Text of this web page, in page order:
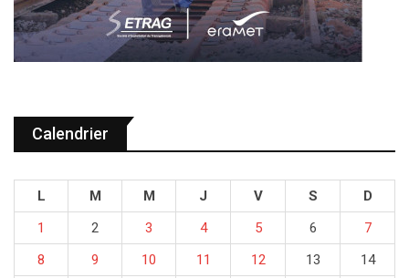
Calendrier
L M M J V S
D
1
2 3 4 5 6
7
8
9 10 11 12 13
14